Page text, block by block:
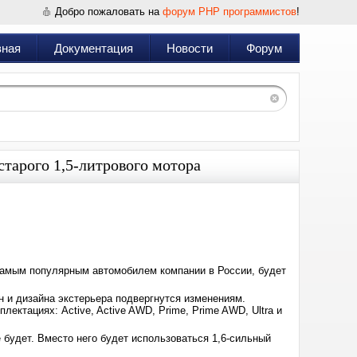
Добро пожаловать на форум PHP программистов!
Документация Новости Форум
1,5-литрового мотора
популярным автомобилем компании в России, будет
дизайна экстерьера подвергнутся изменениям.
Active, Active AWD, Prime, Prime AWD, Ultra и
Вместо него будет использоваться 1,6-сильный